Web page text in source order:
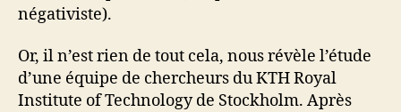
négativiste).
Or, il n’est rien de tout cela, nous révèle l’étude
d’une équipe de chercheurs du KTH Royal
Institute of Technology de Stockholm. Après